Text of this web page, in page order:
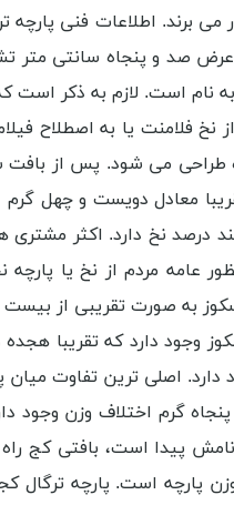
می برند. اطلاعات فنی
صد و پنجاه سانتی متر
به نام است. لازم به ذکر
نخ فلامنت یا به اصطلاح
طراحی می شود. پس از بافت
معادل دویست و
درصد نخ دارد. اکثر
عامه مردم از نخ یا
به صورت تقریبی از
دارد که تقریبا هجده
اصلی ترین تفاوت میان
گرم اختلاف وزن وجود
پیدا است، بافتی کج
پارچه است. پارچه ترگال